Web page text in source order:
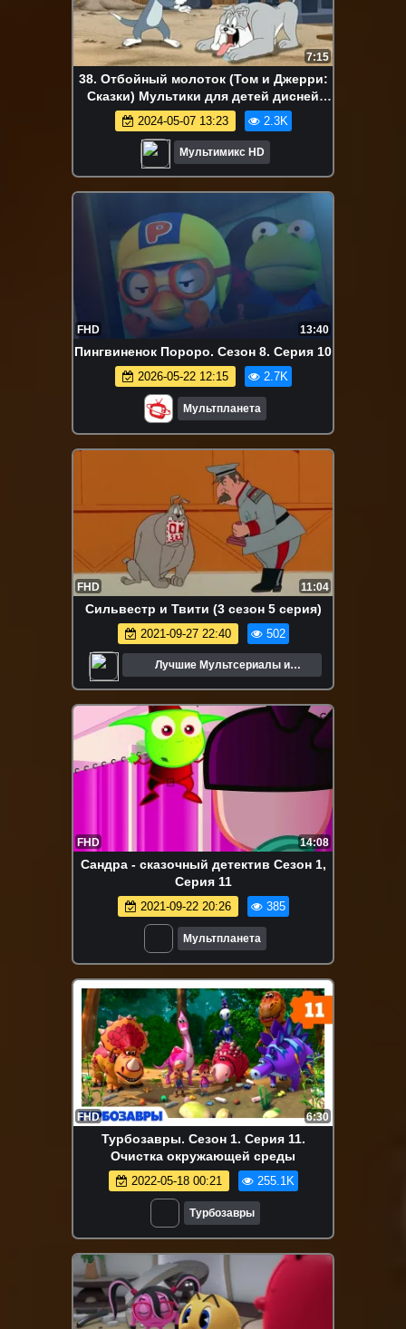
7:15
38. Отбойный молоток (Том и Джерри:
Сказки) Мультики для детей дисней
disney сериалы Netflix
2024-05-07 13:23 2.3K
Мультимикс HD
FHD 13:40
Пингвиненок Пороро. Сезон 8. Серия 10
2026-05-22 12:15 2.7K
Мультпланета
FHD 11:04
Сильвестр и Твити (3 сезон 5 серия)
2021-09-27 22:40 502
Лучшие Мультсериалы и
Мультфильмы
FHD 14:08
Сандра - сказочный детектив Сезон 1,
Серия 11
2021-09-22 20:26 385
Мультпланета
FHD 6:30
Турбозавры. Сезон 1. Серия 11.
Очистка окружающей среды
2022-05-18 00:21 255.1K
Турбозавры